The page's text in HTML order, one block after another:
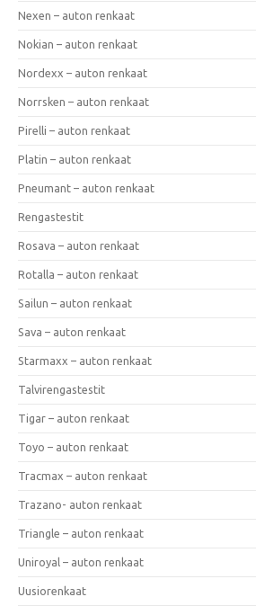
Nexen – auton renkaat
Nokian – auton renkaat
Nordexx – auton renkaat
Norrsken – auton renkaat
Pirelli – auton renkaat
Platin – auton renkaat
Pneumant – auton renkaat
Rengastestit
Rosava – auton renkaat
Rotalla – auton renkaat
Sailun – auton renkaat
Sava – auton renkaat
Starmaxx – auton renkaat
Talvirengastestit
Tigar – auton renkaat
Toyo – auton renkaat
Tracmax – auton renkaat
Trazano- auton renkaat
Triangle – auton renkaat
Uniroyal – auton renkaat
Uusiorenkaat